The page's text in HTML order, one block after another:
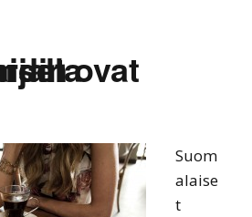
aallonharjalla
Suom
alaise
t